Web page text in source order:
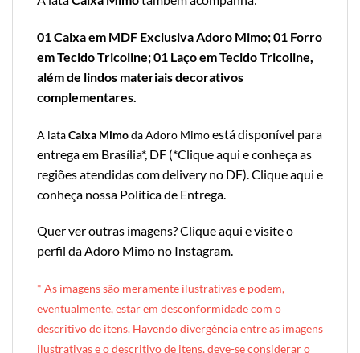
01 Caixa em MDF Exclusiva Adoro Mimo; 01 Forro
em Tecido Tricoline; 01 Laço em Tecido Tricoline,
além de lindos materiais decorativos
complementares.
A lataCaixa Mimoda Adoro Mimoestá disponível para
entrega em Brasília*, DF (*Clique aqui e conheça as
regiões atendidas com delivery no DF). Clique aqui e
conheça nossa Política de Entrega
Quer ver outras imagens?Clique aqui e visite o
perfil da Adoro Mimo no Instagram.
* As imagens são meramente ilustrativas e podem,
eventualmente, estar em desconformidade com o
descritivo de itens. Havendo divergência entre as imagens
ilustrativas e o descritivo de itens, deve-se considerar o